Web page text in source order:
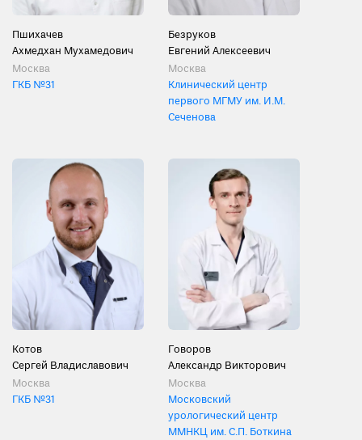
Пшихачев
Ахмедхан Мухамедович
Москва
ГКБ №31
Безруков
Евгений Алексеевич
Москва
Клинический центр
первого МГМУ им. И.М.
Сеченова
Котов
Сергей Владиславович
Москва
ГКБ №31
Говоров
Александр Викторович
Москва
Московский
урологический центр
ММНКЦ им. С.П. Боткина